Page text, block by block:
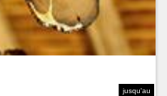
jusqu'au